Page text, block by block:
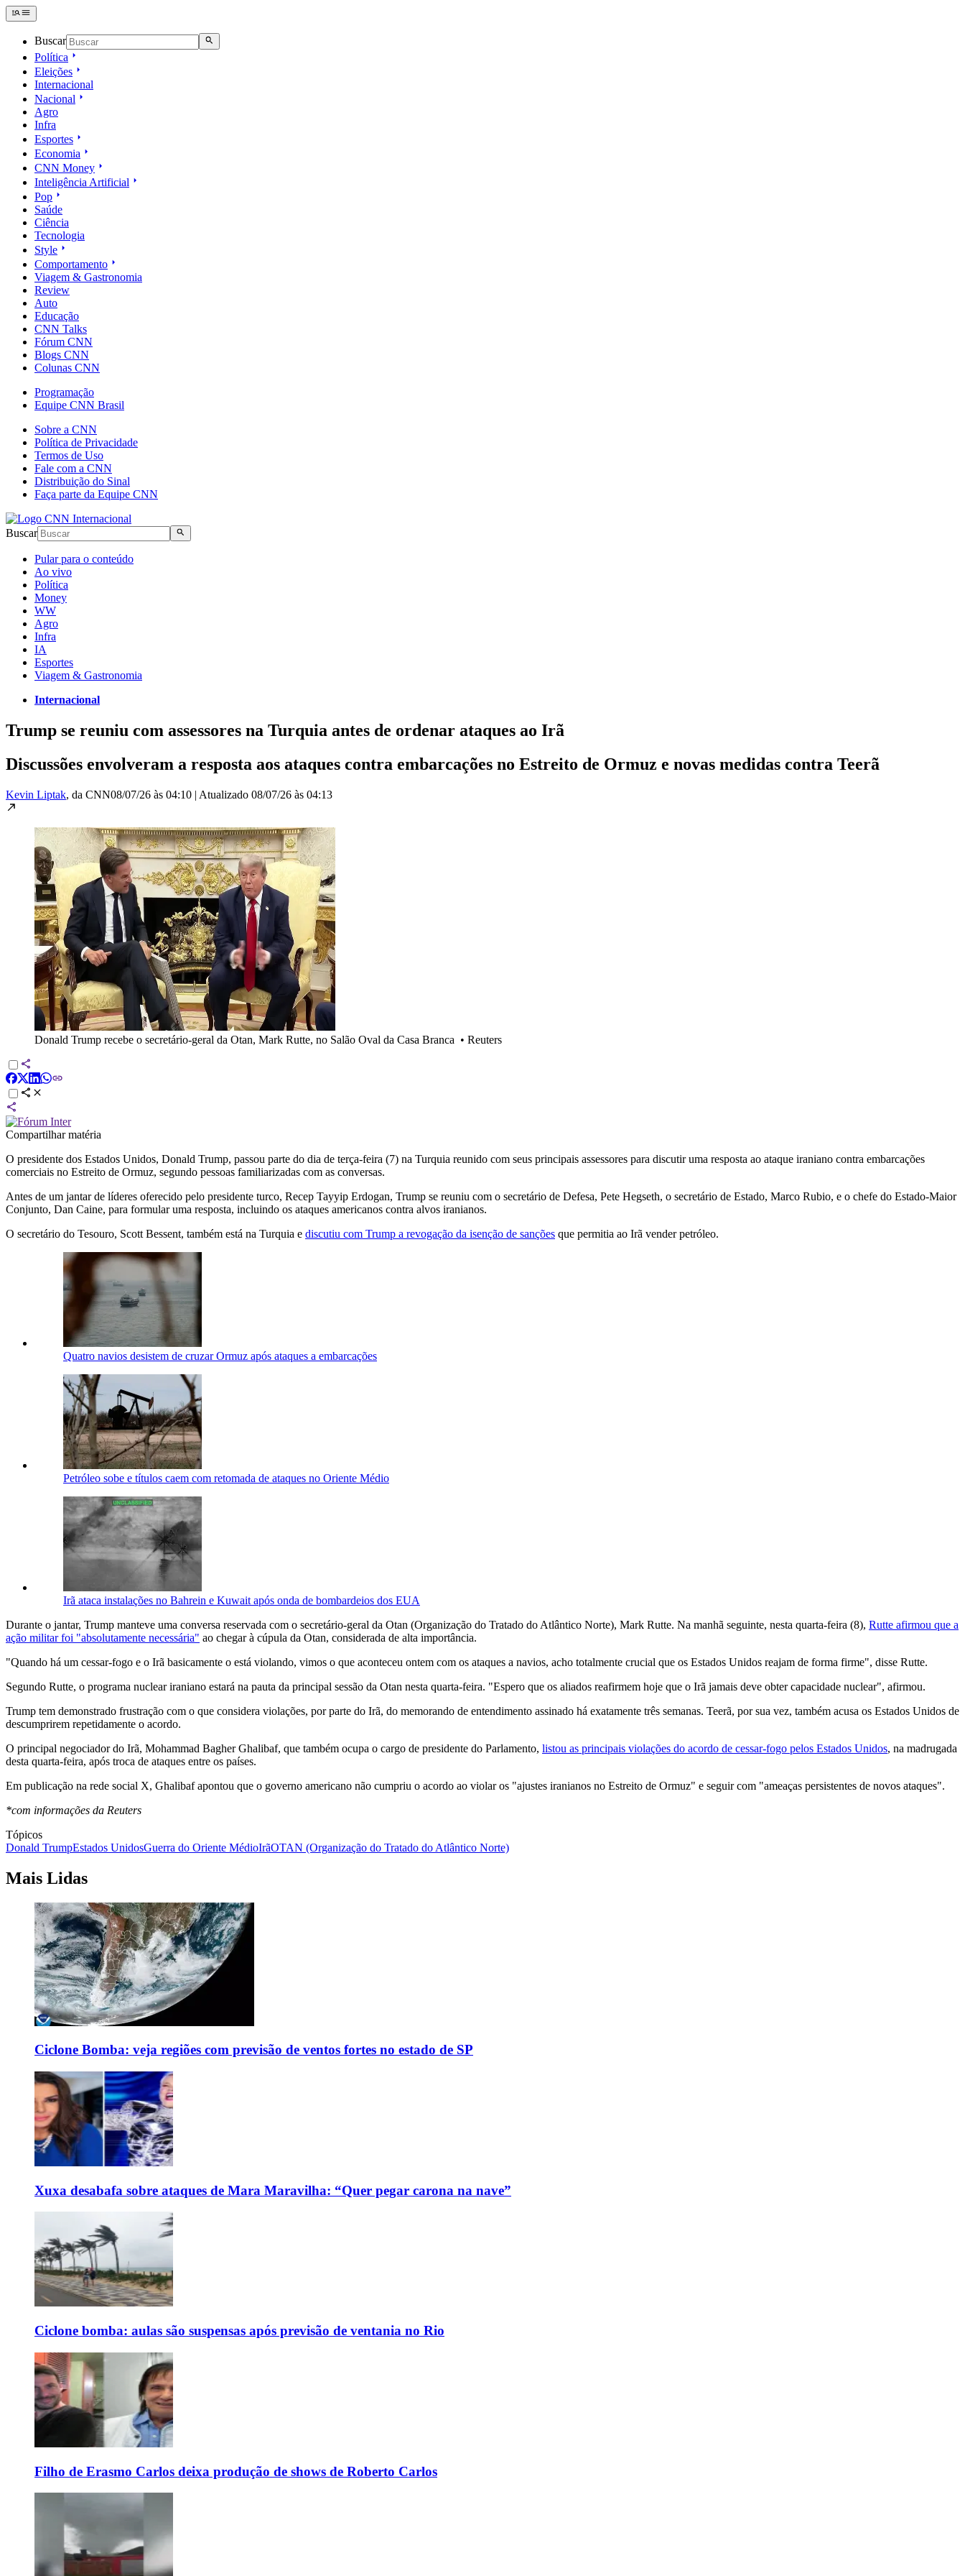
Buscar
Política
Eleições
Internacional
Nacional
Agro
Infra
Esportes
Economia
CNN Money
Inteligência Artificial
Pop
Saúde
Ciência
Tecnologia
Style
Comportamento
Viagem & Gastronomia
Review
Auto
Educação
CNN Talks
Fórum CNN
Blogs CNN
Colunas CNN
Programação
Equipe CNN Brasil
Sobre a CNN
Política de Privacidade
Termos de Uso
Fale com a CNN
Distribuição do Sinal
Faça parte da Equipe CNN
Buscar
Pular para o conteúdo
Ao vivo
Política
Money
WW
Agro
Infra
IA
Esportes
Viagem & Gastronomia
Internacional
Trump se reuniu com assessores na Turquia antes de ordenar ataques ao Irã
Discussões envolveram a resposta aos ataques contra embarcações no Estreito de Ormuz e novas medidas contra Teerã
Kevin Liptak, da CNN08/07/26 às 04:10 | Atualizado 08/07/26 às 04:13
Donald Trump recebe o secretário-geral da Otan, Mark Rutte, no Salão Oval da Casa Branca • Reuters
Compartilhar matéria
O presidente dos Estados Unidos, Donald Trump, passou parte do dia de terça-feira (7) na Turquia reunido com seus principais assessores para discutir uma resposta ao ataque iraniano contra embarcações
comerciais no Estreito de Ormuz, segundo pessoas familiarizadas com as conversas.
Antes de um jantar de líderes oferecido pelo presidente turco, Recep Tayyip Erdogan, Trump se reuniu com o secretário de Defesa, Pete Hegseth, o secretário de Estado, Marco Rubio, e o chefe do Estado-Maior
Conjunto, Dan Caine, para formular uma resposta, incluindo os ataques americanos contra alvos iranianos.
O secretário do Tesouro, Scott Bessent, também está na Turquia e discutiu com Trump a revogação da isenção de sanções que permitia ao Irã vender petróleo.
Quatro navios desistem de cruzar Ormuz após ataques a embarcações
Petróleo sobe e títulos caem com retomada de ataques no Oriente Médio
Irã ataca instalações no Bahrein e Kuwait após onda de bombardeios dos EUA
Durante o jantar, Trump manteve uma conversa reservada com o secretário-geral da Otan (Organização do Tratado do Atlântico Norte), Mark Rutte. Na manhã seguinte, nesta quarta-feira (8), Rutte afirmou que a
ação militar foi "absolutamente necessária" ao chegar à cúpula da Otan, considerada de alta importância.
"Quando há um cessar-fogo e o Irã basicamente o está violando, vimos o que aconteceu ontem com os ataques a navios, acho totalmente crucial que os Estados Unidos reajam de forma firme", disse Rutte.
Segundo Rutte, o programa nuclear iraniano estará na pauta da principal sessão da Otan nesta quarta-feira. "Espero que os aliados reafirmem hoje que o Irã jamais deve obter capacidade nuclear", afirmou.
Trump tem demonstrado frustração com o que considera violações, por parte do Irã, do memorando de entendimento assinado há exatamente três semanas. Teerã, por sua vez, também acusa os Estados Unidos de
descumprirem repetidamente o acordo.
O principal negociador do Irã, Mohammad Bagher Ghalibaf, que também ocupa o cargo de presidente do Parlamento, listou as principais violações do acordo de cessar-fogo pelos Estados Unidos, na madrugada
desta quarta-feira, após troca de ataques entre os países.
Em publicação na rede social X, Ghalibaf apontou que o governo americano não cumpriu o acordo ao violar os "ajustes iranianos no Estreito de Ormuz" e seguir com "ameaças persistentes de novos ataques".
*com informações da Reuters
Tópicos
Donald TrumpEstados UnidosGuerra do Oriente MédioIrãOTAN (Organização do Tratado do Atlântico Norte)
Mais Lidas
Ciclone Bomba: veja regiões com previsão de ventos fortes no estado de SP
Xuxa desabafa sobre ataques de Mara Maravilha: “Quer pegar carona na nave”
Ciclone bomba: aulas são suspensas após previsão de ventania no Rio
Filho de Erasmo Carlos deixa produção de shows de Roberto Carlos